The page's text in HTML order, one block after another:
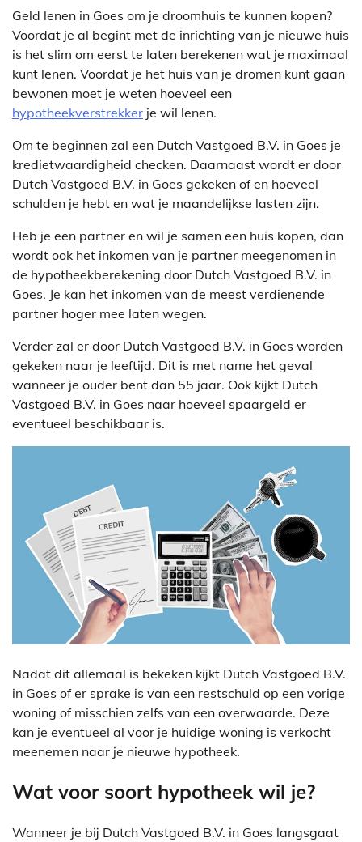
Geld lenen in Goes om je droomhuis te kunnen kopen?
Voordat je al begint met de inrichting van je nieuwe huis
is het slim om eerst te laten berekenen wat je maximaal
kunt lenen. Voordat je het huis van je dromen kunt gaan
bewonen moet je weten hoeveel een
hypotheekverstrekker je wil lenen.
Om te beginnen zal een Dutch Vastgoed B.V. in Goes je
kredietwaardigheid checken. Daarnaast wordt er door
Dutch Vastgoed B.V. in Goes gekeken of en hoeveel
schulden je hebt en wat je maandelijkse lasten zijn.
Heb je een partner en wil je samen een huis kopen, dan
wordt ook het inkomen van je partner meegenomen in
de hypotheekberekening door Dutch Vastgoed B.V. in
Goes. Je kan het inkomen van de meest verdienende
partner hoger mee laten wegen.
Verder zal er door Dutch Vastgoed B.V. in Goes worden
gekeken naar je leeftijd. Dit is met name het geval
wanneer je ouder bent dan 55 jaar. Ook kijkt Dutch
Vastgoed B.V. in Goes naar hoeveel spaargeld er
eventueel beschikbaar is.
Nadat dit allemaal is bekeken kijkt Dutch Vastgoed B.V.
in Goes of er sprake is van een restschuld op een vorige
woning of misschien zelfs van een overwaarde. Deze
kan je eventueel al voor je huidige woning is verkocht
meenemen naar je nieuwe hypotheek.
Wat voor soort hypotheek wil je?
Wanneer je bij Dutch Vastgoed B.V. in Goes langsgaat